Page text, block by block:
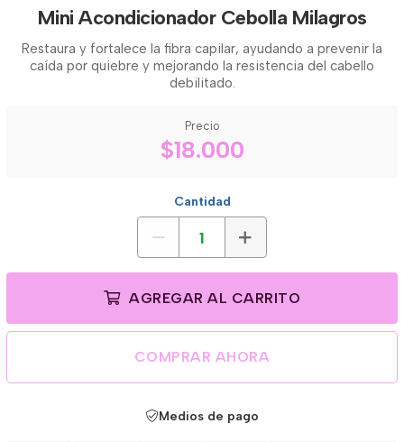
Mini Acondicionador Cebolla Milagros
Restaura y fortalece la fibra capilar, ayudando a prevenir la
caída por quiebre y mejorando la resistencia del cabello
debilitado.
Precio
$18.000
Cantidad
AGREGAR AL CARRITO
COMPRAR AHORA
Medios de pago